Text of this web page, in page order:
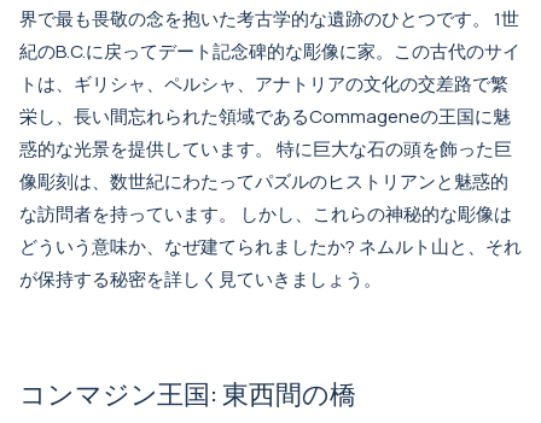
界で最も畏敬の念を抱いた考古学的な遺跡のひとつです。 1世
紀のB.C.に戻ってデート記念碑的な彫像に家。この古代のサイ
トは、ギリシャ、ペルシャ、アナトリアの文化の交差路で繁
栄し、長い間忘れられた領域であるCommageneの王国に魅
惑的な光景を提供しています。 特に巨大な石の頭を飾った巨
像彫刻は、数世紀にわたってパズルのヒストリアンと魅惑的
な訪問者を持っています。 しかし、これらの神秘的な彫像は
どういう意味か、なぜ建てられましたか? ネムルト山と、それ
が保持する秘密を詳しく見ていきましょう。
コンマジン王国: 東西間の橋